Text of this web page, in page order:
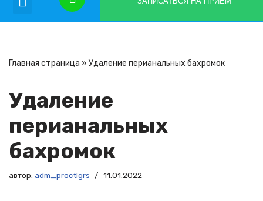
Главная страница » Удаление перианальных бахромок
Удаление
перианальных
бахромок
автор: adm_proctlgrs 11.01.2022